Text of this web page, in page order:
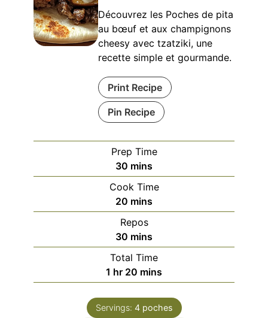
Découvrez les Poches de pita
au bœuf et aux champignons
cheesy avec tzatziki, une
recette simple et gourmande.
Print Recipe
Pin Recipe
Prep Time
30 minutes
mins
Cook Time
20 minutes
mins
Repos
30 minutes
mins
Total Time
1 hour
hr 20 minutes
mins
Servings: 4 poches